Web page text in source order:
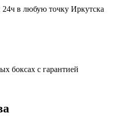
24ч в любую точку Иркутска
боксах с гарантией